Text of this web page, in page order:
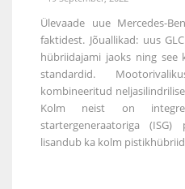
Ülevaade uue Mercedes-
faktidest. Jõuallikad: uus
hübriidajami jaoks ning see
standardid.
kombineeritud
Kolm neist on
startergeneraatoriga
lisandub ka kolm